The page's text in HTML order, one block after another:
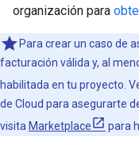
organización para
Para crear un caso de
facturación válida y, al
habilitada en tu proyecto.
de Cloud para asegurarte
visita Marketplace para